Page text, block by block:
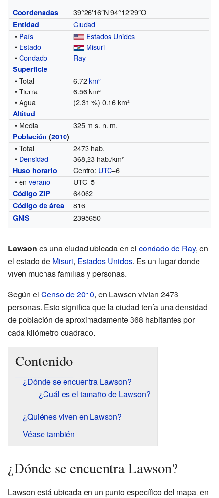
Coordenadas 39°26′16″N 94°12′29″O
Entidad
Ciudad
• País
Estados Unidos
• Estado
Misuri
•Condado Ray
Superficie
• Total 6.72km²
• Tierra
6.56 km²
• Agua
(2.31 %) 0.16 km²
Altitud
• Media 325 m s. n. m.
Población (2010)
• Total
2473 hab.
• Densidad 368,23 hab./km²
Huso horario Centro: UTC−6
• enverano UTC−5
Código ZIP 64062
Código de área 816
GNIS 2395650
Lawson es una ciudad ubicada en el condado de Ray, en
el estado de Misuri, Estados Unidos. Es un lugar donde
viven muchas familias y personas.
Según el Censo de 2010, en Lawson vivían 2473
personas. Esto significa que la ciudad tenía una densidad
de población de aproximadamente 368 habitantes por
cada kilómetro cuadrado.
Contenido
¿Dónde se encuentra Lawson?
¿Cuál es el tamaño de Lawson?
¿Quiénes viven en Lawson?
Véase también
¿Dónde se encuentra Lawson?
Lawson está ubicada en un punto específico del mapa, en